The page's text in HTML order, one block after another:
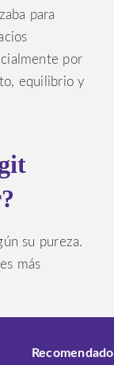
para
por
equilibrio y
su pureza.
más
Recomendado